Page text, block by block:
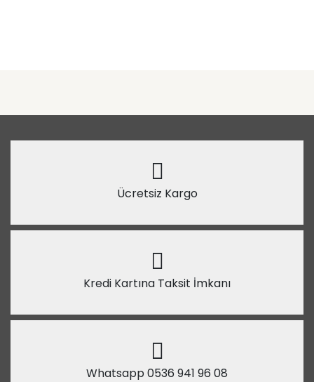
Ücretsiz Kargo
Kredi Kartına Taksit İmkanı
Whatsapp 0536 941 96 08